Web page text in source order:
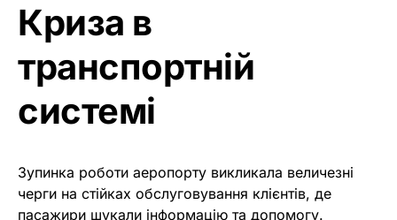
Криза в
транспортній
системі
Зупинка роботи аеропорту викликала величезні
черги на стійках обслуговування клієнтів, де
пасажири шукали інформацію та допомогу.